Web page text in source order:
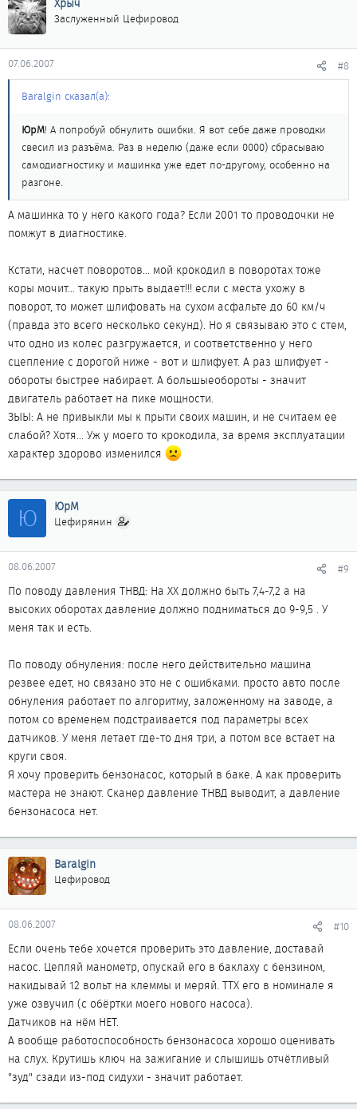
Хрыч
Заслуженный Цефировод
07.06.2007 #8
Baralgin сказал(а):
ЮрМ! А попробуй обнулить ошибки. Я вот себе даже проводки
свесил из разъёма. Раз в неделю (даже если 0000) сбрасываю
самодиагностику и машинка уже едет по-другому, особенно на
разгоне.
А машинка то у него какого года? Если 2001 то проводочки не
помжут в диагностике.
Кстати, насчет поворотов... мой крокодил в поворотах тоже
коры мочит... такую прыть выдает!!! если с места ухожу в
поворот, то может шлифовать на сухом асфальте до 60 км/ч
(правда это всего несколько секунд). Но я связываю это с стем,
что одно из колес разгружается, и соответственно у него
сцепление с дорогой ниже - вот и шлифует. А раз шлифует -
обороты быстрее набирает. А большыеобороты - значит
двигатель работает на пике мощности.
ЗЫЫ: А не привыкли мы к прыти своих машин, и не считаем ее
слабой? Хотя... Уж у моего то крокодила, за время эксплуатации
характер здорово изменился
Ю ЮрМ
Цефирянин
08.06.2007 #9
По поводу давления ТНВД: На ХХ должно быть 7,4-7,2 а на
высоких оборотах давление должно подниматься до 9-9,5 . У
меня так и есть.
По поводу обнуления: после него действительно машина
резвее едет, но связано это не с ошибками. просто авто после
обнуления работает по алгоритму, заложенному на заводе, а
потом со временем подстраивается под параметры всех
датчиков. У меня летает где-то дня три, а потом все встает на
круги своя.
Я хочу проверить бензонасос, который в баке. А как проверить
мастера не знают. Сканер давление ТНВД выводит, а давление
бензонасоса нет.
Baralgin
Цефировод
08.06.2007 #10
Если очень тебе хочется проверить это давление, доставай
насос. Цепляй манометр, опускай его в баклаху с бензином,
накидывай 12 вольт на клеммы и меряй. ТТХ его в номинале я
уже озвучил (с обёртки моего нового насоса).
Датчиков на нём НЕТ.
А вообще работоспособность бензонасоса хорошо оценивать
на слух. Крутишь ключ на зажигание и слышишь отчётливый
"зуд" сзади из-под сидухи - значит работает.